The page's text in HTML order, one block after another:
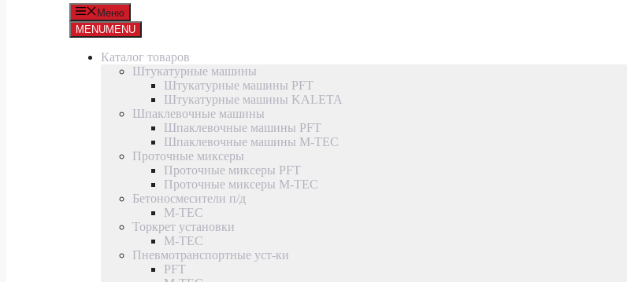
Меню
MENUMENU
Каталог товаров
Штукатурные машины
Штукатурные машины PFT
Штукатурные машины KALETA
Шпаклевочные машины
Шпаклевочные машины PFT
Шпаклевочные машины M-TEC
Проточные миксеры
Проточные миксеры PFT
Проточные миксеры M-TEC
Бетоносмесители п/д
M-TEC
Торкрет установки
M-TEC
Пневмотранспортные уст-ки
PFT